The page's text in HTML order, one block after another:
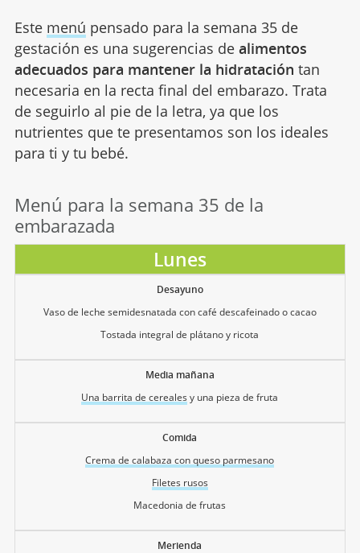
Este menú pensado para la semana 35 de
gestación es una sugerencias dealimentos
adecuados para mantener la hidratación tan
necesaria en la recta final del embarazo. Trata
de seguirlo al pie de la letra, ya que los
nutrientes que te presentamos son los ideales
para ti y tu bebé.
Menú para la semana 35 de la
embarazada
Lunes
Desayuno
Vaso de leche semidesnatada con café descafeinado o cacao
Tostada integral de plátano y ricota
Media mañana
Una barrita de cereales y una pieza de fruta
Comida
Crema de calabaza con queso parmesano
Filetes rusos
Macedonia de frutas
Merienda